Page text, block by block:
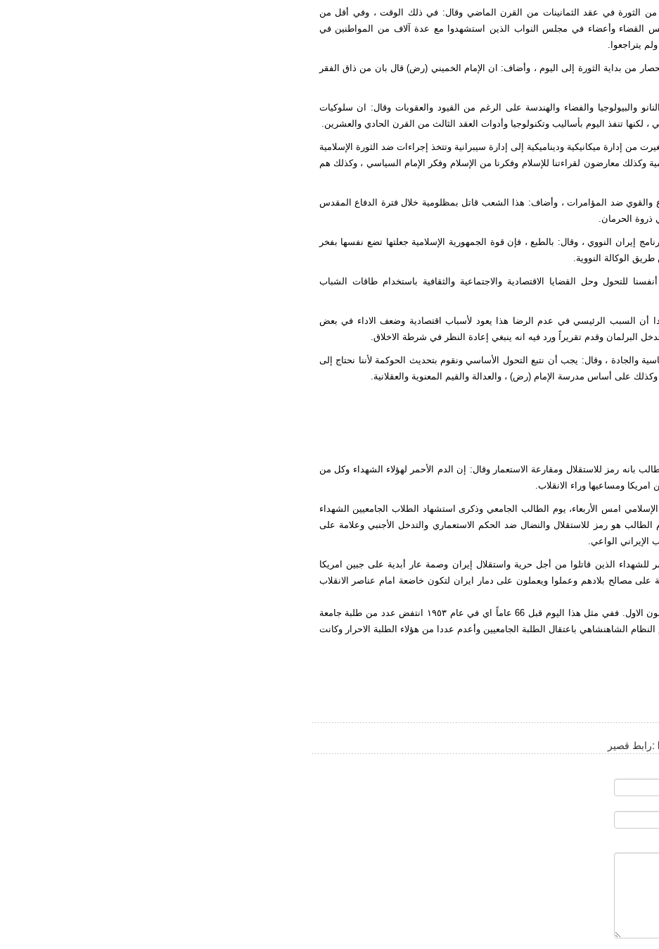
الثورة في عقد الثمانينات من القرن الماضي وقال: في ذلك الوقت ، وفي أقل من
القضاء وأعضاء في مجلس النواب الذين استشهدوا مع عدة آلاف من المواطنين في
يتراجعوا.
من بداية الثورة إلى اليوم ، وأضاف: ان الإمام الخميني (رض) قال بان من ذاق الفقر
والبيولوجيا والفضاء والهندسة على الرغم من القيود والعقوبات وقال: ان سلوكيات
تنفذ اليوم بأساليب وتكنولوجيا وأدوات العقد الثالث من القرن الحادي والعشرين.
إدارة ميكانيكية وديناميكية إلى إدارة سيبرانية وتتخذ إجراءات ضد الثورة الإسلامية
وكذلك معارضون لقراءتنا للإسلام وفكرنا من الإسلام وفكر الإمام السياسي ، وكذلك هم
والقوي ضد المؤامرات ، وأضاف: هذا الشعب قاتل بمظلومية خلال فترة الدفاع المقدس
إيران النووي ، وقال: بالطبع ، فإن قوة الجمهورية الإسلامية جعلتها تضع نفسها بفخر
الوكالة النووية.
للتحول وحل القضايا الاقتصادية والاجتماعية والثقافية باستخدام طاقات الشباب
أن السبب الرئيسي في عدم الرضا هذا يعود لأسباب اقتصادية وضعف الاداء في بعض
البرلمان وقدم تقريراً ورد فيه انه ينبغي إعادة النظر في شرطة الاخلاق.
والجادة ، وقال: يجب أن نتبع التحول الأساسي ونقوم بتحديث الحوكمة لأننا نحتاج إلى
على أساس مدرسة الإمام (رض) ، والعدالة والقيم المعنوية والعقلانية.
رمز للاستقلال ومقارعة الاستعمار وقال: إن الدم الأحمر لهؤلاء الشهداء وكل من
ومساعيها وراء الانقلاب.
امس الأربعاء، يوم الطالب الجامعي وذكرى استشهاد الطلاب الجامعيين الشهداء
هو رمز للاستقلال والنضال ضد الحكم الاستعماري والتدخل الأجنبي وعلامة على
الإيراني الواعي.
الذين قاتلوا من أجل حرية واستقلال إيران وصمة عار أبدية على جبين امريكا
على مصالح بلادهم وعملوا ويعملون على دمار ايران لتكون خاضعة امام عناصر الانقلاب
يذكر ان يوم الطالب الجامعي هو في السابع من ديسمبر كانون الاول. ففي مثل هذا اليوم قبل 66 عاماً اي في عام ۱۹٥۳ انتفض عدد من طلبة جامعة
الشاهنشاهي باعتقال الطلبة الجامعيين وأعدم عددا من هؤلاء الطلبة الاحرار وكانت
رابط قصير: